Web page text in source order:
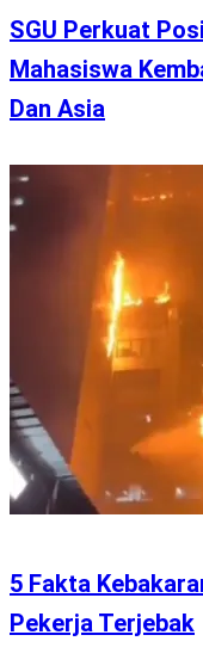
SGU Perkuat
Mahasiswa
Dan Asia
5 Fakta
Pekerja Terjebak